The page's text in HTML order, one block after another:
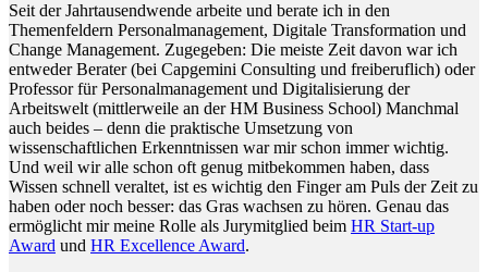
Seit der Jahrtausendwende arbeite und berate ich in den
Themenfeldern Personalmanagement, Digitale Transformation und
Change Management. Zugegeben: Die meiste Zeit davon war ich
entweder Berater (bei Capgemini Consulting und freiberuflich) oder
Professor für Personalmanagement und Digitalisierung der
Arbeitswelt (mittlerweile an der HM Business School) Manchmal
auch beides – denn die praktische Umsetzung von
wissenschaftlichen Erkenntnissen war mir schon immer wichtig.
Und weil wir alle schon oft genug mitbekommen haben, dass
Wissen schnell veraltet, ist es wichtig den Finger am Puls der Zeit zu
haben oder noch besser: das Gras wachsen zu hören. Genau das
ermöglicht mir meine Rolle als Jurymitglied beim HR Start-up
Award und HR Excellence Award.